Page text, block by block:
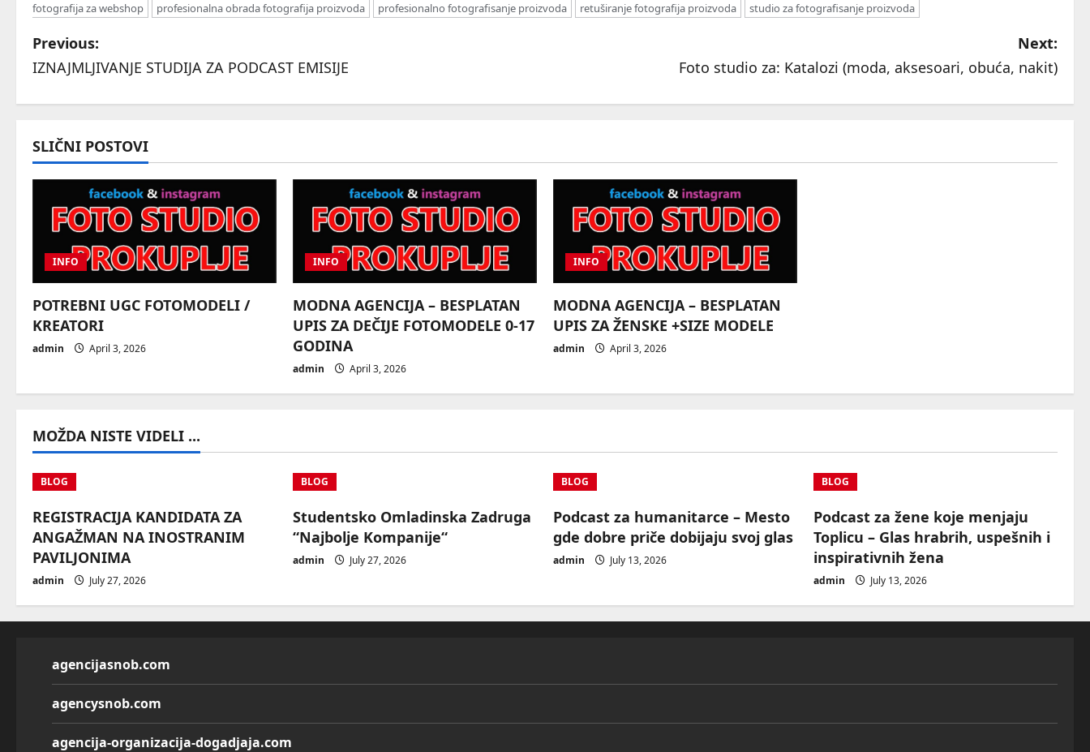
fotografija za webshop
profesionalna obrada fotografija proizvoda profesionalno fotografisanje proizvoda retuširanje fotografija proizvoda studio za fotografisanje proizvoda
P
o
s
t
n
v
i
g
a
t
i
o
n
Previous:
IZNAJMLJIVANJE STUDIJA ZA PODCAST EMISIJE
Next:
Foto studio za: Katalozi (moda, aksesoari, obuća, nakit)
SLIČNI POSTOVI
INFO
POTREBNI UGC FOTOMODELI /
KREATORI
admin April 3, 2026
INFO
MODNA AGENCIJA – BESPLATAN
UPIS ZA DEČIJE FOTOMODELE 0-17
GODINA
admin April 3, 2026
INFO
MODNA AGENCIJA – BESPLATAN
UPIS ZA ŽENSKE +SIZE MODELE
admin April 3, 2026
MOŽDA NISTE VIDELI ...
BLOG
REGISTRACIJA KANDIDATA ZA
ANGAŽMAN NA INOSTRANIM
PAVILJONIMA
admin July 27, 2026
BLOG
Studentsko Omladinska Zadruga
“Najbolje Kompanije“
admin July 27, 2026
BLOG
Podcast za humanitarce – Mesto
gde dobre priče dobijaju svoj glas
admin July 13, 2026
BLOG
Podcast za žene koje menjaju
Toplicu – Glas hrabrih, uspešnih i
inspirativnih žena
admin July 13, 2026
agencijasnob.com
agencysnob.com
agencija-organizacija-dogadjaja.com